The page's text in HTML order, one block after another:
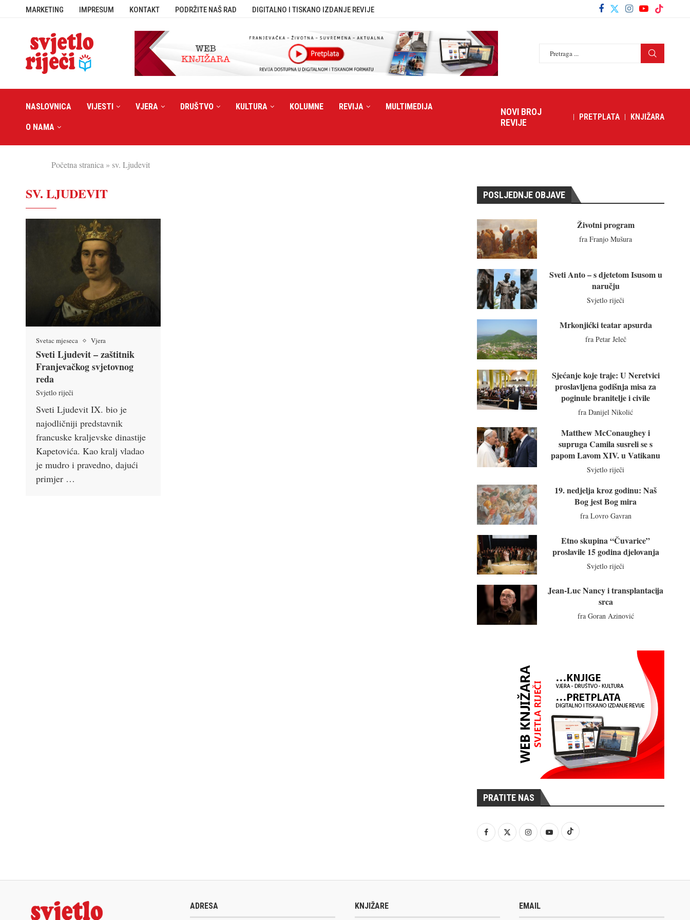
MARKETING IMPRESUM KONTAKT PODRŽITE NAŠ RAD DIGITALNO I TISKANO IZDANJE REVIJE
NASLOVNICA VIJESTI VJERA DRUŠTVO KULTURA KOLUMNE REVIJA MULTIMEDIJA
O NAMA
NOVI BROJ
REVIJE
PRETPLATA KNJIŽARA
Početna stranica » sv. Ljudevit
SV. LJUDEVIT
Svetac mjeseca Vjera
Sveti Ljudevit – zaštitnik
Franjevačkog svjetovnog
reda
Svjetlo riječi
Sveti Ljudevit IX. bio je
najodličniji predstavnik
francuske kraljevske dinastije
Kapetovića. Kao kralj vladao
je mudro i pravedno, dajući
primjer …
POSLJEDNJE OBJAVE
Životni program
fra Franjo Mušura
Sveti Anto – s djetetom Isusom u
naručju
Svjetlo riječi
Mrkonjićki teatar apsurda
fra Petar Jeleč
Sjećanje koje traje: U Neretvici
proslavljena godišnja misa za
poginule branitelje i civile
fra Danijel Nikolić
Matthew McConaughey i
supruga Camila susreli se s
papom Lavom XIV. u Vatikanu
Svjetlo riječi
19. nedjelja kroz godinu: Naš
Bog jest Bog mira
fra Lovro Gavran
Etno skupina “Čuvarice”
proslavile 15 godina djelovanja
Svjetlo riječi
Jean-Luc Nancy i transplantacija
srca
fra Goran Azinović
PRATITE NAS
ADRESA KNJIŽARE EMAIL